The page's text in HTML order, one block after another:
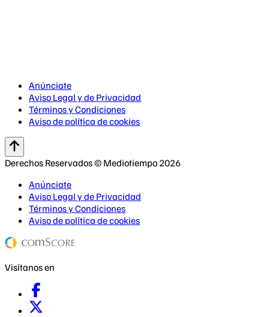
Anúnciate
Aviso Legal y de Privacidad
Términos y Condiciones
Aviso de política de cookies
Derechos Reservados © Mediotiempo 2026
Anúnciate
Aviso Legal y de Privacidad
Términos y Condiciones
Aviso de política de cookies
Visítanos en